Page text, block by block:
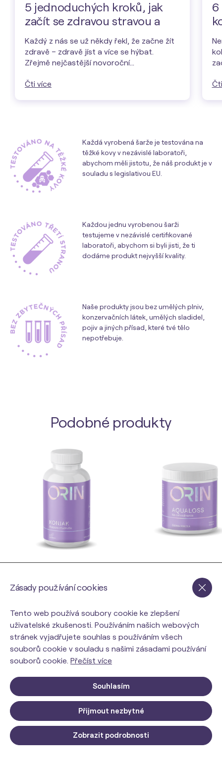
5 jednoduchých kroků, jak
začít se zdravou stravou a
dodržet předsevzetí
Každý z nás se už někdy řekl, že začne žít
zdravě – zdravě jíst a více se hýbat.
Zřejmě nejčastější novoroční…
Čti více
6
Každá vyrobená šarže je testována na
těžké kovy v nezávislé laboratoři,
abychom měli jistotu, že náš produkt je v
souladu s legislativou EU.
Každou jednu vyrobenou šarži
testujeme v nezávislé certifikované
laboratoři, abychom si byli jisti, že ti
dodáme produkt nejvyšší kvality.
Naše produkty jsou bez umělých plniv,
konzervačních látek, umělých sladidel,
pojiv a jiných přísad, které tvé tělo
nepotřebuje.
Podobné produkty
SKLADEM
Do košíka
SKLADEM
Varianty
ORIN SKINNY Kolagen pro
Do košíka
Zásady používání cookies
Tento web používá soubory cookie ke zlepšení
uživatelské zkušenosti. Používáním našich webových
stránek vyjadřujete souhlas s používáním všech
souborů cookie v souladu s našimi zásadami používání
souborů cookie. Přečíst více
Souhlasím
Přijmout nezbytné
Zobrazit podrobnosti